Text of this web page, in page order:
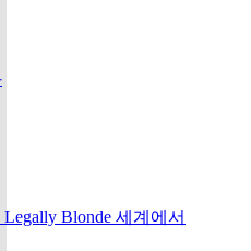
Blonde 세계에서